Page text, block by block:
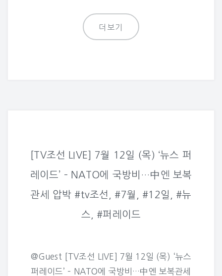
더보기
[TV조선 LIVE] 7월 12일 (목) ‘뉴스 퍼
레이드’ – NATO에 국방비…中엔 보복
관세 압박 #tv조선, #7월, #12일, #뉴
스, #퍼레이드
@Guest [TV조선 LIVE] 7월 12일 (목) ‘뉴스
퍼레이드’ – NATO에 국방비…中엔 보복관세